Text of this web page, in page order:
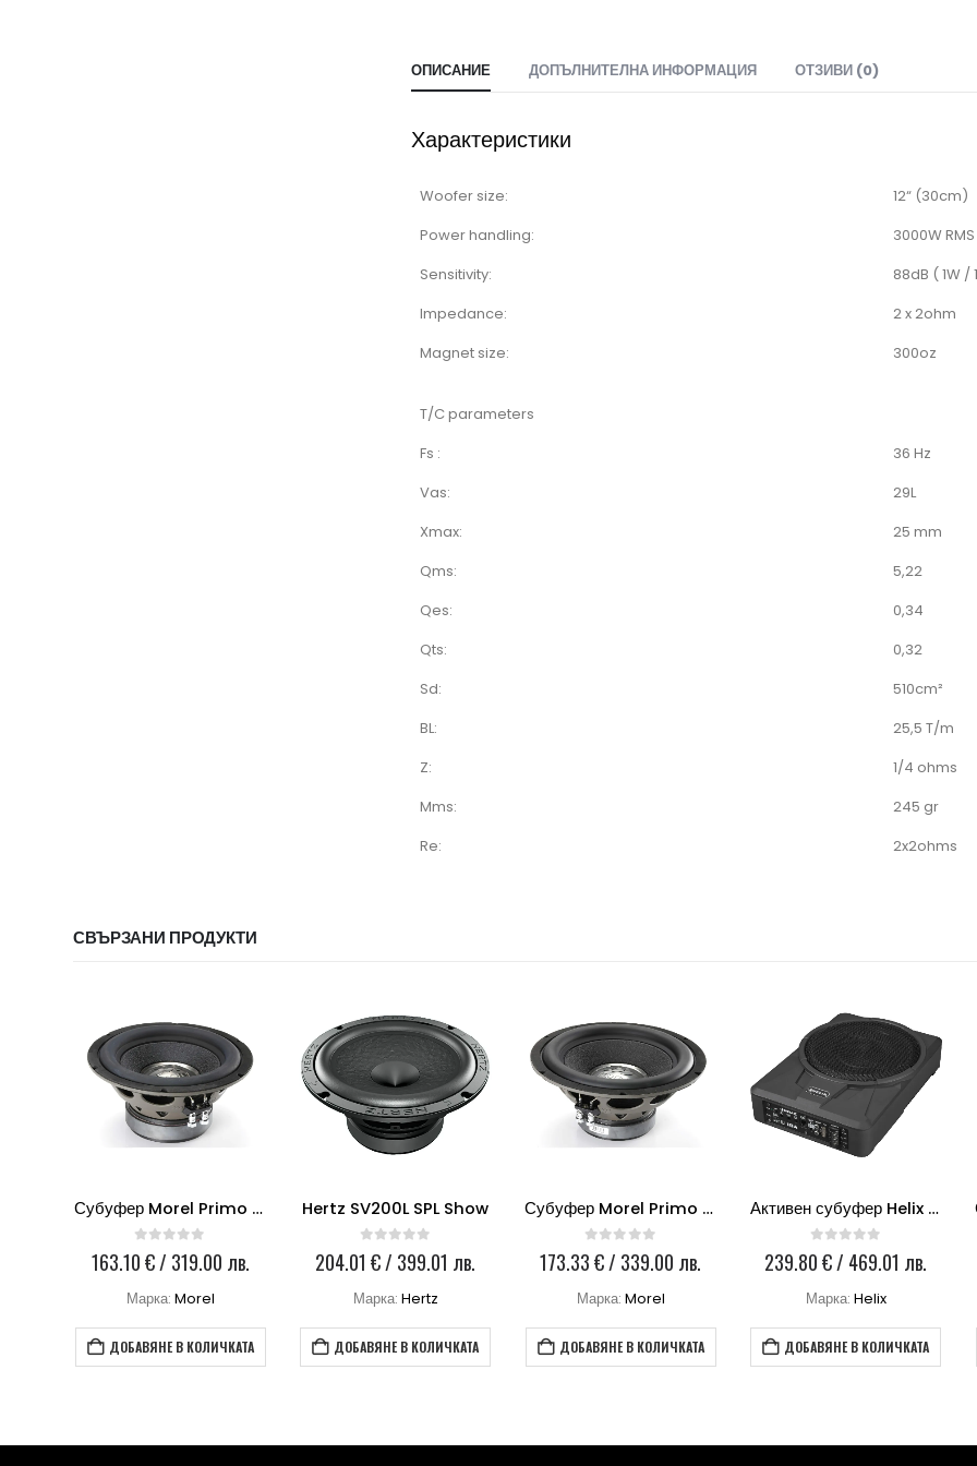
ОПИСАНИЕ ДОПЪЛНИТЕЛНА ИНФОРМАЦИЯ ОТЗИВИ (0)
Характеристики
Woofer size:
12“ (30cm)
Power handling:
3000W RMS
Sensitivity:
88dB ( 1W /
Impedance:
2 x 2ohm
Magnet size:
300oz
T/C parameters
Fs :
36 Hz
Vas:
29L
Xmax:
25 mm
Qms:
5,22
Qes:
0,34
Qts:
0,32
Sd:
510cm²
BL:
25,5 T/m
Z:
1/4 ohms
Mms:
245 gr
Re:
2x2ohms
СВЪРЗАНИ ПРОДУКТИ
Субуфер Morel Primo 104
0 out of 5
163.10€/ 319.00 лв.
Марка: Morel
ДОБАВЯНЕ В КОЛИЧКАТА
Hertz SV200L SPL Show
0 out of 5
204.01€/ 399.01 лв.
Марка: Hertz
ДОБАВЯНЕ В КОЛИЧКАТА
Субуфер Morel Primo 124
0 out of 5
173.33€/ 339.00 лв.
Марка: Morel
ДОБАВЯНЕ В КОЛИЧКАТА
Активен субуфер Helix U10A
0 out of 5
239.80€/ 469.01 лв.
Марка: Helix
ДОБАВЯНЕ В КОЛИЧКАТА